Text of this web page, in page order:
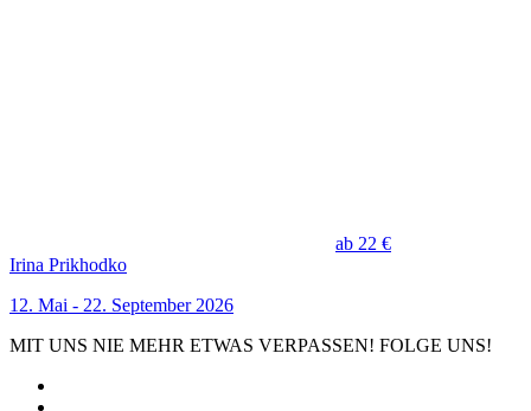
ab 22 €
Irina Prikhodko
12. Mai - 22. September 2026
MIT UNS NIE MEHR ETWAS VERPASSEN! FOLGE UNS!